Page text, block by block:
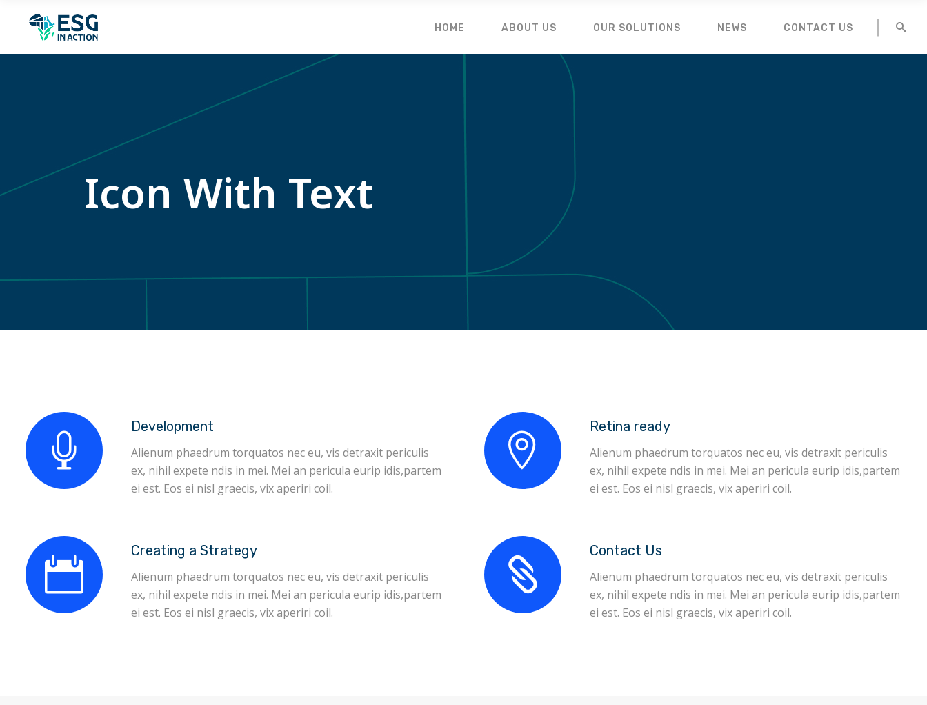
HOME ABOUT US OUR SOLUTIONS NEWS CONTACT US
Icon With Text
Development
Alienum phaedrum torquatos nec eu, vis detraxit periculis
ex, nihil expete ndis in mei. Mei an pericula eurip idis,partem
ei est. Eos ei nisl graecis, vix aperiri coil.
Creating a Strategy
Alienum phaedrum torquatos nec eu, vis detraxit periculis
ex, nihil expete ndis in mei. Mei an pericula eurip idis,partem
ei est. Eos ei nisl graecis, vix aperiri coil.
Retina ready
Alienum phaedrum torquatos nec eu, vis detraxit periculis
ex, nihil expete ndis in mei. Mei an pericula eurip idis,partem
ei est. Eos ei nisl graecis, vix aperiri coil.
Contact Us
Alienum phaedrum torquatos nec eu, vis detraxit periculis
ex, nihil expete ndis in mei. Mei an pericula eurip idis,partem
ei est. Eos ei nisl graecis, vix aperiri coil.